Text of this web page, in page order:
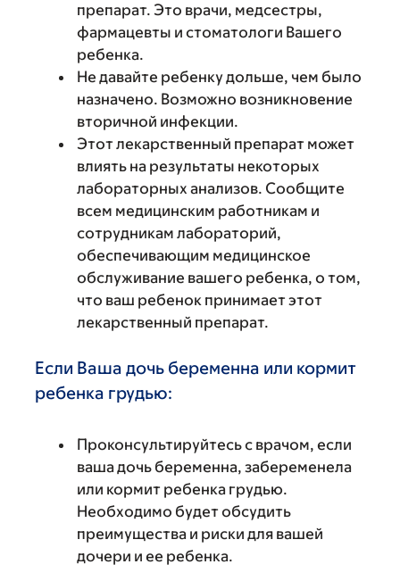
препарат. Это врачи, медсестры,
фармацевты и стоматологи Вашего
ребенка.
Не давайте ребенку дольше, чем было
назначено. Возможно возникновение
вторичной инфекции.
Этот лекарственный препарат может
влиять на результаты некоторых
лабораторных анализов. Сообщите
всем медицинским работникам и
сотрудникам лабораторий,
обеспечивающим медицинское
обслуживание вашего ребенка, о том,
что ваш ребенок принимает этот
лекарственный препарат.
Если Ваша дочь беременна или кормит
ребенка грудью:
Проконсультируйтесь с врачом, если
ваша дочь беременна, забеременела
или кормит ребенка грудью.
Необходимо будет обсудить
преимущества и риски для вашей
дочери и ее ребенка.